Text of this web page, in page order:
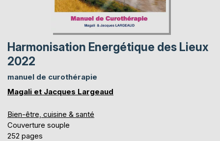
Harmonisation Energétique des Lieux
2022
manuel de curothérapie
Magali et Jacques Largeaud
Bien-être, cuisine & santé
Couverture souple
252 pages